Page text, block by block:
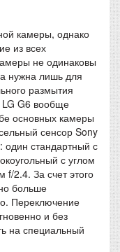
камеры, однако
из всех
не одинаковы
нужна лишь для
размытия
LG G6 вообще
основных камеры
сенсор Sony
стандартный с
с углом
2.4. За счет этого
больше
Переключение
и без
на специальный